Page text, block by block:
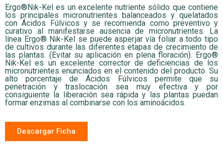
Ergo®Nik-Kel es un excelente nutriente sólido que contiene
los principales micronutrientes balanceados y quelatados
con Ácidos Fúlvicos y se recomienda como preventivo y
curativo al manifestarse ausencia de micronutrientes. La
línea Ergo® Nik-Kel se puede asperjar vía foliar a todo tipo
de cultivos durante las diferentes etapas de crecimiento de
las plantas. (Evitar su aplicación en plena floración). Ergo®
Nik-Kel es un excelente corrector de deficiencias de los
micronutrientes enunciados en el contenido del producto. Su
alto porcentaje de Ácidos Fúlvicos permite que su
penetración y traslocación sea muy efectiva y por
consiguiente la liberación sea rápida y las plantas puedan
formar enzimas al combinarse con los aminoácidos.
Descargar Ficha